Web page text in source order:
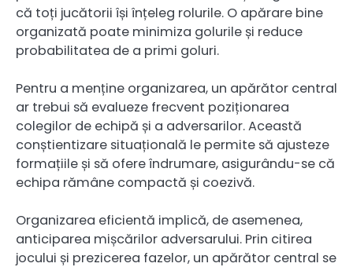
că toți jucătorii își înțeleg rolurile. O apărare bine
organizată poate minimiza golurile și reduce
probabilitatea de a primi goluri.
Pentru a menține organizarea, un apărător central
ar trebui să evalueze frecvent poziționarea
colegilor de echipă și a adversarilor. Această
conștientizare situațională le permite să ajusteze
formațiile și să ofere îndrumare, asigurându-se că
echipa rămâne compactă și coezivă.
Organizarea eficientă implică, de asemenea,
anticiparea mișcărilor adversarului. Prin citirea
jocului și prezicerea fazelor, un apărător central se